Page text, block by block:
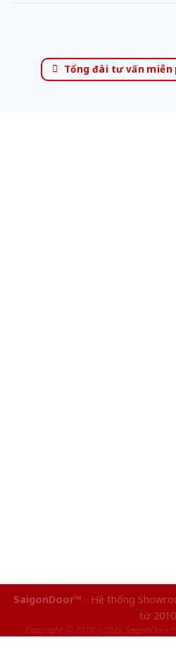
Tổng đài tư vấn miễn
SaigonDoor™ - Hệ thống
từ 2010
Copyright ⓒ 2010 – 2026